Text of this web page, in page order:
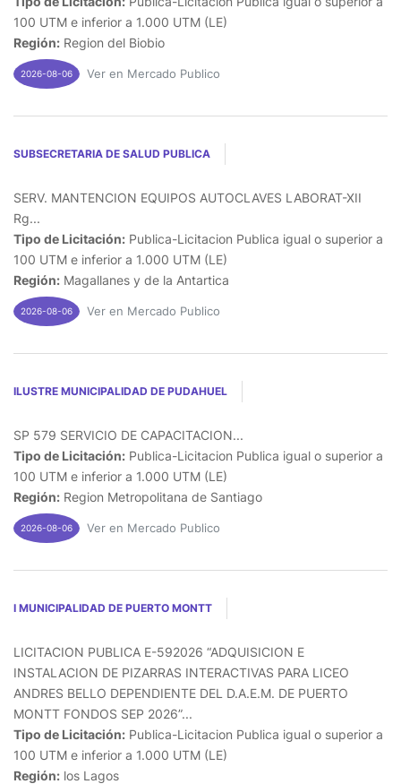
100 UTM e inferior a 1.000 UTM (LE)
Región: Region del Biobio
2026-08-06 Ver en Mercado Publico
SUBSECRETARIA DE SALUD PUBLICA
SERV. MANTENCION EQUIPOS AUTOCLAVES LABORAT-XII
Rg...
Tipo de Licitación: Publica-Licitacion Publica igual o superior a
100 UTM e inferior a 1.000 UTM (LE)
Región: Magallanes y de la Antartica
2026-08-06 Ver en Mercado Publico
ILUSTRE MUNICIPALIDAD DE PUDAHUEL
SP 579 SERVICIO DE CAPACITACION...
Tipo de Licitación: Publica-Licitacion Publica igual o superior a
100 UTM e inferior a 1.000 UTM (LE)
Región: Region Metropolitana de Santiago
2026-08-06 Ver en Mercado Publico
I MUNICIPALIDAD DE PUERTO MONTT
LICITACION PUBLICA E-592026 “ADQUISICION E
INSTALACION DE PIZARRAS INTERACTIVAS PARA LICEO
ANDRES BELLO DEPENDIENTE DEL D.A.E.M. DE PUERTO
MONTT FONDOS SEP 2026”...
Tipo de Licitación: Publica-Licitacion Publica igual o superior a
100 UTM e inferior a 1.000 UTM (LE)
Región: los Lagos